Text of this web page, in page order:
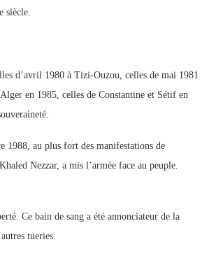
siècle.
d’avril 1980 à Tizi-Ouzou, celles de mai 1981
en 1985, celles de Constantine et Sétif en
1988, au plus fort des manifestations de
Nezzar, a mis l’armée face au peuple.
Ce bain de sang a été annonciateur de la
tueries.